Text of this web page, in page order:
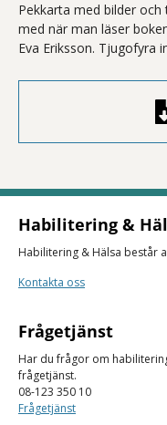
Pekkarta med bilder
med när man läser
Eva Eriksson. Tjugofyra
Habilitering &
Habilitering & Hälsa består
Kontakta oss
Frågetjänst
Har du frågor om
frågetjänst.
08-123 350 10
Frågetjänst